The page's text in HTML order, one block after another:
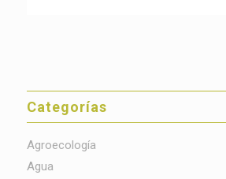
Categorías
Agroecología
Agua